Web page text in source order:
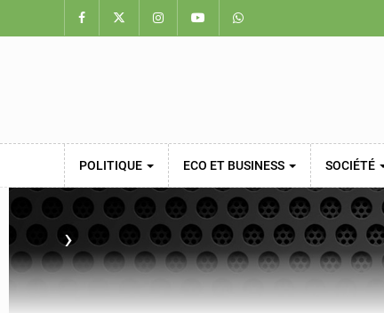
POLITIQUE ECO ET BUSINESS SOCIÉTÉ
›